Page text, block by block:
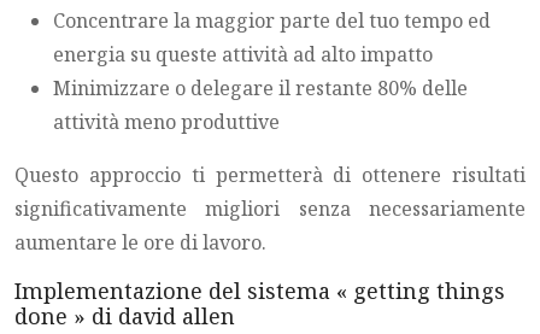
Concentrare la maggior parte del tuo tempo ed
energia su queste attività ad alto impatto
Minimizzare o delegare il restante 80% delle
attività meno produttive
Questo approccio ti permetterà di ottenere risultati
significativamente migliori senza necessariamente
aumentare le ore di lavoro.
Implementazione del sistema « getting things
done » di david allen